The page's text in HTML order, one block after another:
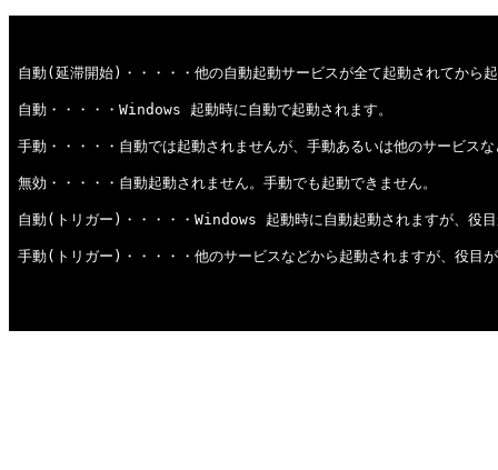
自動(延滞開始)・・・・・他の自動起動サービスが全て起動されてから
自動・・・・・Windows 起動時に自動で起動されます。
手動・・・・・自動では起動されませんが、手動あるいは他のサービス
無効・・・・・自動起動されません。手動でも起動できません。
自動(トリガー)・・・・・Windows 起動時に自動起動されますが、役
手動(トリガー)・・・・・他のサービスなどから起動されますが、役目